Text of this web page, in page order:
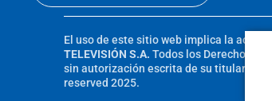
El uso de este sitio web implica la
TELEVISIÓN S.A. Todos los Derechos
sin autorización escrita de su titular.
reserved 2025.